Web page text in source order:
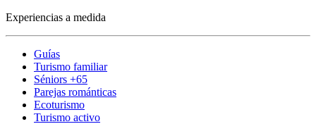
Experiencias a medida
Guías
Turismo familiar
Séniors +65
Parejas románticas
Ecoturismo
Turismo activo